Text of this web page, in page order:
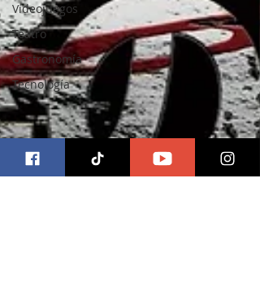
Videojuegos
Teatro
Gastronomía
Tecnología